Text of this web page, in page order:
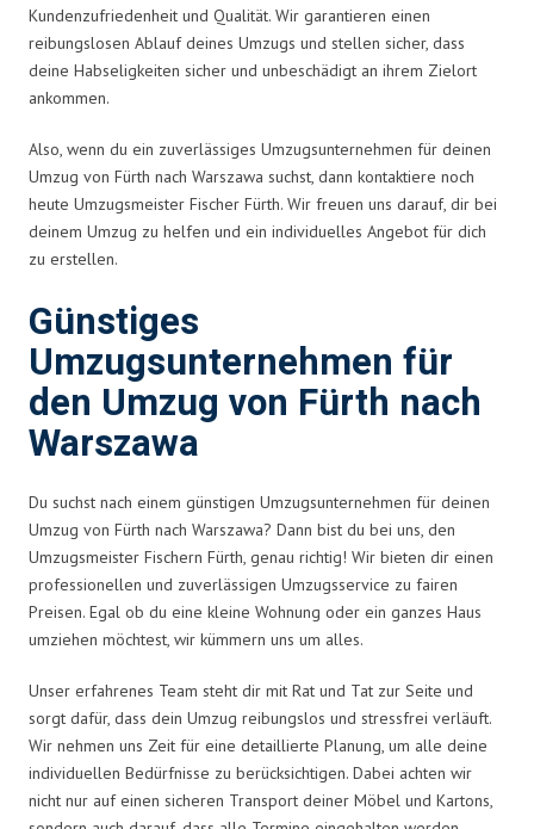
Kundenzufriedenheit und Qualität. Wir garantieren einen
reibungslosen Ablauf deines Umzugs und stellen sicher, dass
deine Habseligkeiten sicher und unbeschädigt an ihrem Zielort
ankommen.
Also, wenn du ein zuverlässiges Umzugsunternehmen für deinen
Umzug von Fürth nach Warszawa suchst, dann kontaktiere noch
heute Umzugsmeister Fischer Fürth. Wir freuen uns darauf, dir bei
deinem Umzug zu helfen und ein individuelles Angebot für dich
zu erstellen.
Günstiges
Umzugsunternehmen für
den Umzug von Fürth nach
Warszawa
Du suchst nach einem günstigen Umzugsunternehmen für deinen
Umzug von Fürth nach Warszawa? Dann bist du bei uns, den
Umzugsmeister Fischern Fürth, genau richtig! Wir bieten dir einen
professionellen und zuverlässigen Umzugsservice zu fairen
Preisen. Egal ob du eine kleine Wohnung oder ein ganzes Haus
umziehen möchtest, wir kümmern uns um alles.
Unser erfahrenes Team steht dir mit Rat und Tat zur Seite und
sorgt dafür, dass dein Umzug reibungslos und stressfrei verläuft.
Wir nehmen uns Zeit für eine detaillierte Planung, um alle deine
individuellen Bedürfnisse zu berücksichtigen. Dabei achten wir
nicht nur auf einen sicheren Transport deiner Möbel und Kartons,